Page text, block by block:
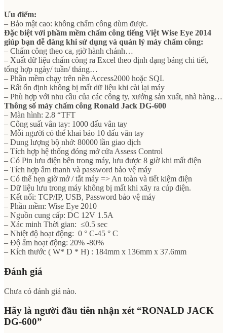
Ưu điểm:
– Bảo mật cao: không chấm công dùm được.
Đặc biệt với phầm mềm chấm công tiếng Việt Wise Eye 2014
giúp bạn dễ dàng khi sử dụng và quản lý máy chấm công:
– Chấm công theo ca, giờ hành chánh…
– Xuất dữ liệu chấm công ra Excel theo định dạng bảng chi tiết,
tổng hợp ngày/ tuần/ tháng…
– Phần mềm chạy trên nền Access2000 hoặc SQL
– Rất ổn định không bị mất dữ liệu khi cài lại máy
– Phù hợp với nhu cầu của các công ty, xưởng sản xuất, nhà hàng…
Thông số máy chấm công Ronald Jack DG-600
– Màn hình: 2.8 “TFT
– Công suất vân tay: 1000 dấu vân tay
– Mỗi người có thể khai báo 10 dấu vân tay
– Dung lượng bộ nhớ: 80000 lần giao dịch
– Tích hợp hệ thống đóng mở cửa Assess Control
– Có Pin lưu điện bên trong máy, lưu được 8 giờ khi mất điện
– Tích hợp âm thanh và password bảo vệ máy
– Có thể hẹn giờ mở / tắt máy => An toàn và tiết kiệm điện
– Dữ liệu lưu trong máy không bị mất khi xãy ra cúp điện.
– Kết nối: TCP/IP, USB, Password bảo vệ máy
– Phần mềm: Wise Eye 2010
– Nguồn cung cấp: DC 12V 1.5A
– Xác minh Thời gian: ≤0.5 sec
– Nhiệt độ hoạt động: 0 ° C-45 ° C
– Độ ẩm hoạt động: 20% -80%
– Kích thước ( W* D * H) : 184mm x 136mm x 37.6mm
Đánh giá
Chưa có đánh giá nào.
Hãy là người đầu tiên nhận xét “RONALD JACK
DG-600”